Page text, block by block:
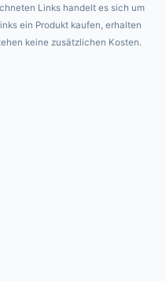
Links handelt es sich um
ein Produkt kaufen, erhalten
keine zusätzlichen Kosten.